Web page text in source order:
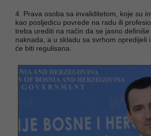
4. Prava osoba sa invaliditetom, koje su
kao posljedicu povrede na radu ili
treba urediti na način da se jasno definiše
naknada, a u skladu sa svrhom opredijeli
će biti regulisana.